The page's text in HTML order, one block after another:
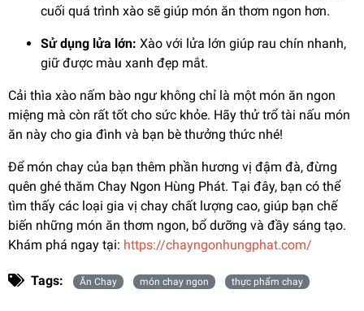
cuối quá trình xào sẽ giúp món ăn thơm ngon hơn.
Sử dụng lửa lớn: Xào với lửa lớn giúp rau chín nhanh,
giữ được màu xanh đẹp mắt.
Cải thìa xào nấm bào ngư không chỉ là một món ăn ngon
miệng mà còn rất tốt cho sức khỏe. Hãy thử trổ tài nấu món
ăn này cho gia đình và bạn bè thưởng thức nhé!
Để món chay của bạn thêm phần hương vị đậm đà, đừng
quên ghé thăm Chay Ngon Hùng Phát. Tại đây, bạn có thể
tìm thấy các loại gia vị chay chất lượng cao, giúp bạn chế
biến những món ăn thơm ngon, bổ dưỡng và đầy sáng tạo.
Khám phá ngay tại: https://chayngonhungphat.com/
Tags: Ăn Chay món chay ngon thực phẩm chay